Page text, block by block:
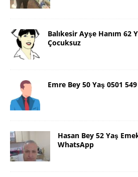
Balıkesir Ayşe Hanım 62
Çocuksuz
Emre Bey 50 Yaş 0501
Hasan Bey 52 Yaş
WhatsApp